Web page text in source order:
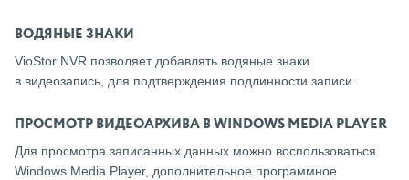
ВОДЯНЫЕ ЗНАКИ
VioStor NVR позволяет добавлять водяные знаки
в видеозапись, для подтверждения подлинности записи.
ПРОСМОТР ВИДЕОАРХИВА В WINDOWS MEDIA PLAYER
Для просмотра записанных данных можно воспользоваться
Windows Media Player, дополнительное программное